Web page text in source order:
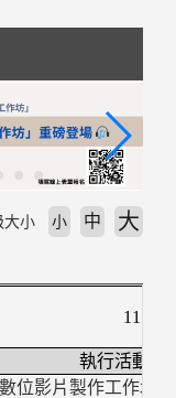
大小 小 中 大
111年
執行活動
數位影片製作工作坊